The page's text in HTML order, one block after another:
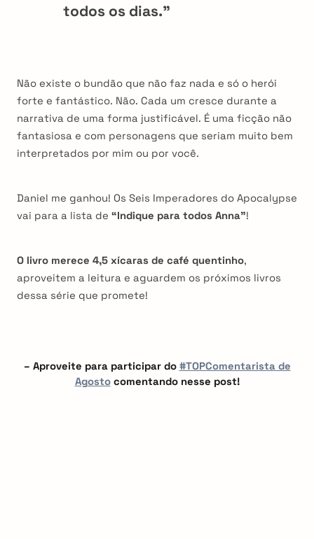
todos os dias.”
Não existe o bundão que não faz nada e só o herói
forte e fantástico. Não. Cada um cresce durante a
narrativa de uma forma justificável. É uma ficção não
fantasiosa e com personagens que seriam muito bem
interpretados por mim ou por você.
Daniel me ganhou! Os Seis Imperadores do Apocalypse
vai para a lista de “Indique para todos Anna”!
O livro merece 4,5 xícaras de café quentinho,
aproveitem a leitura e aguardem os próximos livros
dessa série que promete!
– Aproveite para participar do #TOPComentarista de
Agostocomentando nesse post!